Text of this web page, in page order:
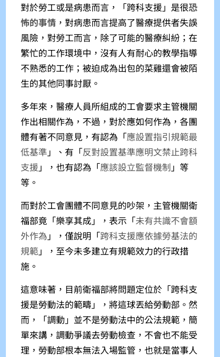
對於勞工或是病患而言，「跨科支援」是很恐
怖的事情，對病患而言提高了醫療提供者失誤
風險，對勞工而言，除了可能的醫療糾紛；在
繁忙的工作環境中，沒有人有耐心的教學指導
不熟悉的工作；被迫成為出包的菜雞還會被陌
生的其他同事討厭。
多年來，醫療人員所組成的工會要求主管機關
作出相關作為，不過，對於應如何作為，各團
體有著不同意見，有認為「應設置指引規範最
低基準 」 、有「反對設置基準應明文禁止跨科
支援 」，也有認為「應該設立監督機制 」 等
等。
而對於工會團體不同意見的吵架，主管機關衛
福部竟「樂享其成」，表示「未有共識不會額
外作為 」， 僅說明「跨科支援應依據勞基法的
規範」
，至今未多建立有規範效力的行政措
施。
這意味著，目前衛福部將問題定位於「跨科支
援是勞動法的範疇」，將這球丟給勞動部。然
而，「調動」並不是勞動法中的公法規範，簡
單來講，調動爭議去勞動檢查，不會也不能受
理，勞動部根本無法入場監管，也就是當事人